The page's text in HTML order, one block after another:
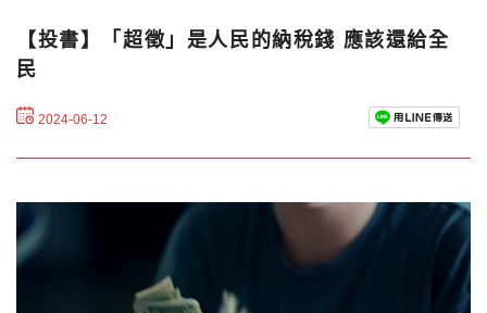
【投書】「超徵」是人民的納稅錢 應該還給全
民
2024-06-12